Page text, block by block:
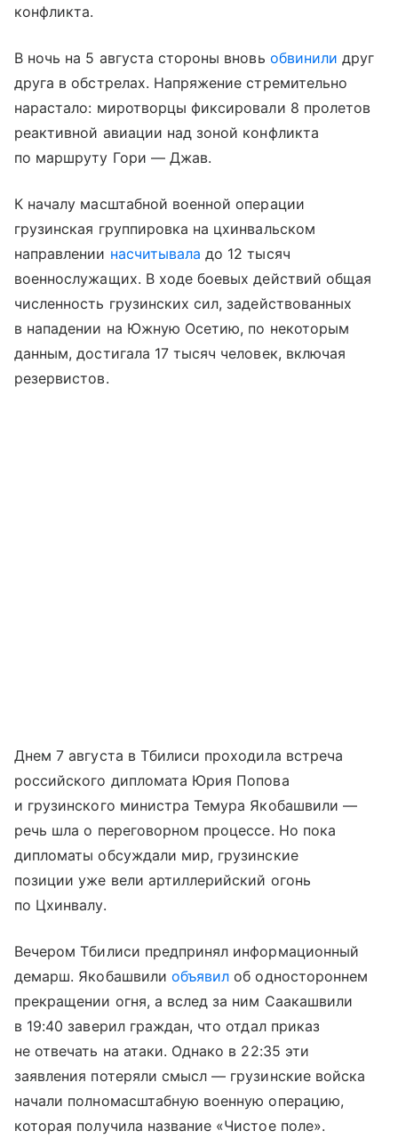
конфликта.
В ночь на 5 августа стороны вновь обвинили друг
друга в обстрелах. Напряжение стремительно
нарастало: миротворцы фиксировали 8 пролетов
реактивной авиации над зоной конфликта
по маршруту Гори — Джав.
К началу масштабной военной операции
грузинская группировка на цхинвальском
направлении насчитывала до 12 тысяч
военнослужащих. В ходе боевых действий общая
численность грузинских сил, задействованных
в нападении на Южную Осетию, по некоторым
данным, достигала 17 тысяч человек, включая
резервистов.
Днем 7 августа в Тбилиси проходила встреча
российского дипломата Юрия Попова
и грузинского министра Темура Якобашвили —
речь шла о переговорном процессе. Но пока
дипломаты обсуждали мир, грузинские
позиции уже вели артиллерийский огонь
по Цхинвалу.
Вечером Тбилиси предпринял информационный
демарш. Якобашвили объявил об одностороннем
прекращении огня, а вслед за ним Саакашвили
в 19:40 заверил граждан, что отдал приказ
не отвечать на атаки. Однако в 22:35 эти
заявления потеряли смысл — грузинские войска
начали полномасштабную военную операцию,
которая получила название «Чистое поле».